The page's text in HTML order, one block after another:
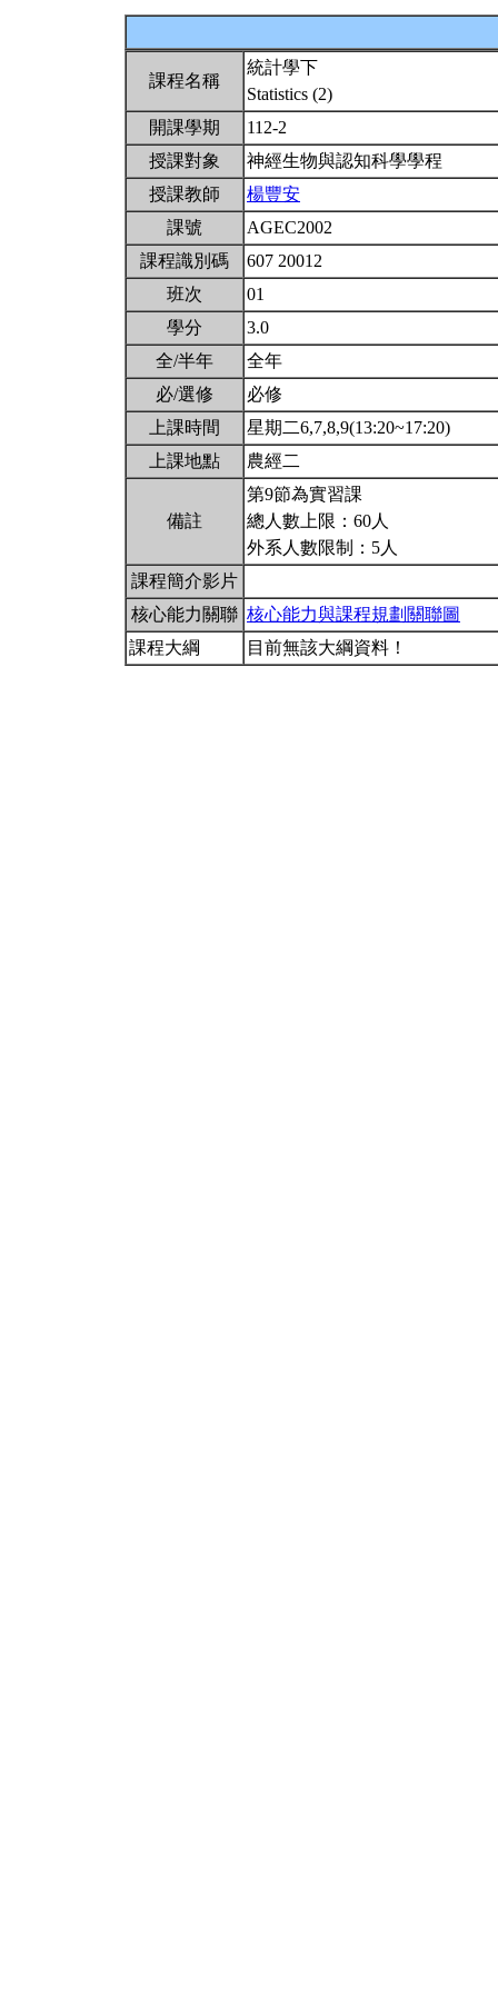
課程名稱
統計學下
Statistics (2)
開課學期
112-2
授課對象
神經生物與認知科學學程
授課教師
楊豐安
課號
AGEC2002
課程識別碼
607 20012
班次
01
學分
3.0
全/半年
全年
必/選修
必修
上課時間
星期二6,7,8,9(13:20~17:20)
上課地點
農經二
備註
第9節為實習課
總人數上限：60人
外系人數限制：5人
課程簡介影片
核心能力關聯 核心能力與課程規劃關聯圖
課程大綱
目前無該大綱資料！